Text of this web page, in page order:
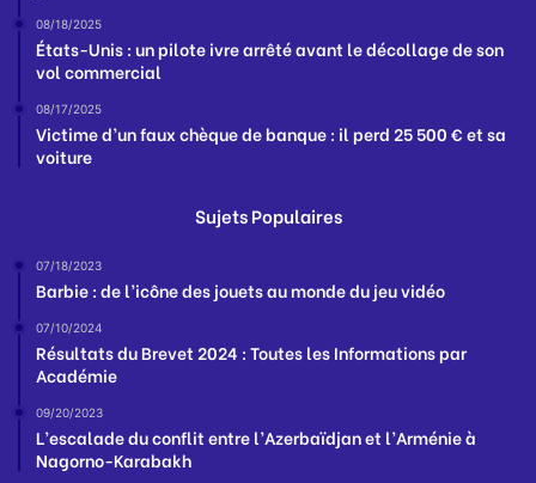
08/18/2025
États-Unis : un pilote ivre arrêté avant le décollage de son
vol commercial
08/17/2025
Victime d’un faux chèque de banque : il perd 25 500 € et sa
voiture
Sujets Populaires
07/18/2023
Barbie : de l’icône des jouets au monde du jeu vidéo
07/10/2024
Résultats du Brevet 2024 : Toutes les Informations par
Académie
09/20/2023
L’escalade du conflit entre l’Azerbaïdjan et l’Arménie à
Nagorno-Karabakh